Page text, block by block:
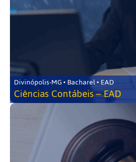
Divinópolis-MG • Bacharel • EAD
Ciências Contábeis – EAD